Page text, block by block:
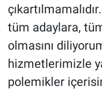
tüm adaylara,
olmasını
hizmetlerimizle
polemikler